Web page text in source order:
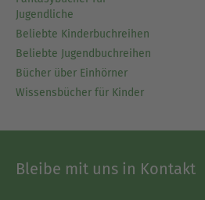
Jugendliche
Beliebte Kinderbuchreihen
Beliebte Jugendbuchreihen
Bücher über Einhörner
Wissensbücher für Kinder
Bleibe mit uns in Kontakt